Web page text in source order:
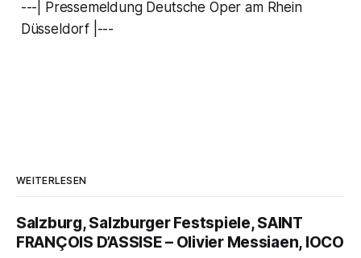
---| Pressemeldung Deutsche Oper am Rhein
Düsseldorf |---
WEITERLESEN
Salzburg, Salzburger Festspiele, SAINT
FRANÇOIS D’ASSISE – Olivier Messiaen, IOCO